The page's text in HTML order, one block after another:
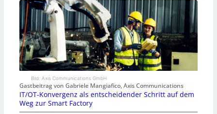
Bild: Axis Communications GmbH
Gastbeitrag von Gabriele Mangiafico, Axis Communications
IT/OT-Konvergenz als entscheidender Schritt auf dem
Weg zur Smart Factory